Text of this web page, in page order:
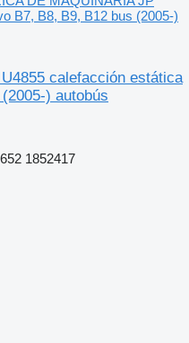
B7, B8, B9, B12 bus (2005-)
calefacción estática
) autobús
1852417